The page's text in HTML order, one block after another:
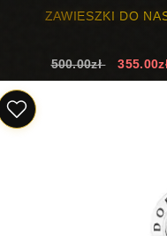
ZAWIESZKI DO
500.00zł